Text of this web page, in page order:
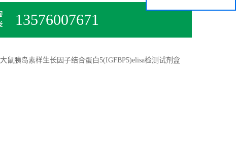
13576007671
大鼠胰岛素样生长因子结合蛋白5(IGFBP5)elisa检测试剂盒